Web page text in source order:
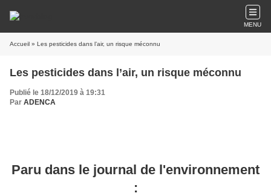
MENU
Accueil » Les pesticides dans l’air, un risque méconnu
Les pesticides dans l’air, un risque méconnu
Publié le 18/12/2019 à 19:31
Par ADENCA
Paru dans le journal de l'environnement
: